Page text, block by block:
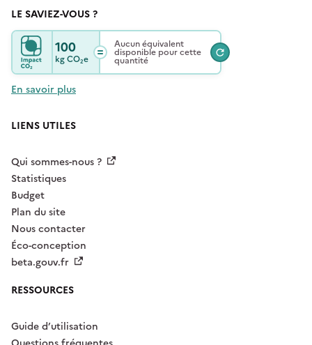
LE SAVIEZ-VOUS ?
100
kgCO₂e
Aucun équivalent
disponible pour cette
quantité
En savoir plus
LIENS UTILES
Qui sommes-nous ?
Statistiques
Budget
Plan du site
Nous contacter
Éco-conception
beta.gouv.fr
RESSOURCES
Guide d’utilisation